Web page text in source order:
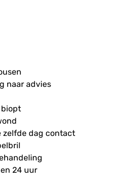
naar advies
zelfde dag contact
24 uur